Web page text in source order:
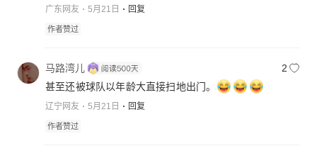
广东网友 5月21日 回复
作者赞过
马路湾儿
2
甚至还被球队以年龄大直接扫地出门。
辽宁网友 5月21日 回复
作者赞过